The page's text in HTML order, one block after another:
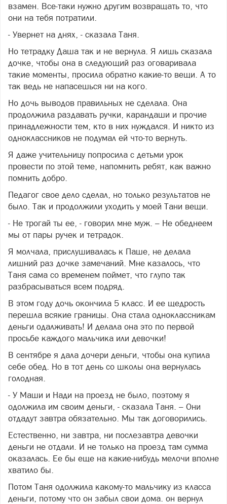
взамен. Все-таки нужно другим возвращать то, что
они на тебя потратили.
- Увернет на днях, - сказала Таня.
Но тетрадку Даша так и не вернула. Я лишь сказала
дочке, чтобы она в следующий раз оговаривала
такие моменты, просила обратно какие-то вещи. А то
так ведь не напасешься ни на кого.
Но дочь выводов правильных не сделала. Она
продолжила раздавать ручки, карандаши и прочие
принадлежности тем, кто в них нуждался. И никто из
одноклассников не подумал ей что-то вернуть.
Я даже учительницу попросила с детьми урок
провести по этой теме, напомнить ребят, как важно
помнить добро.
Педагог свое дело сделал, но только результатов не
было. Так и продолжили уходить у моей Тани вещи.
- Не трогай ты ее, - говорил мне муж. – Не обеднеем
мы от пары ручек и тетрадок.
Я молчала, прислушивалась к Паше, не делала
лишний раз дочке замечаний. Мне казалось, что
Таня сама со временем поймет, что глупо так
разбрасываться всем подряд.
В этом году дочь окончила 5 класс. И ее щедрость
перешла всякие границы. Она стала одноклассникам
деньги одалживать! И делала она это по первой
просьбе каждого мальчика или девочки!
В сентябре я дала дочери деньги, чтобы она купила
себе обед. Но в тот день со школы она вернулась
голодная.
- У Маши и Нади на проезд не было, поэтому я
одолжила им своим деньги, - сказала Таня. – Они
отдадут завтра обязательно. Мы так договорились.
Естественно, ни завтра, ни послезавтра девочки
деньги не отдали. И не только на проезд там сумма
оказалась. Ее бы еще на какие-нибудь мелочи вполне
хватило бы.
Потом Таня одолжила какому-то мальчику из класса
деньги, потому что он забыл свои дома. он вернул